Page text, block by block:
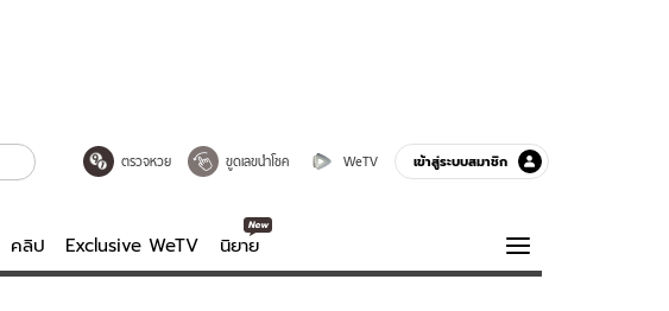
ตรวจหวย ขูดเลขนำโชค WeTV เข้าสู่ระบบสมาชิก
คลิป Exclusive WeTV นิยาย